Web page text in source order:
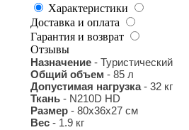
Характеристики
Доставка и оплата
Гарантия и возврат
Отзывы
Назначение - Туристический
Общий объем - 85 л
Допустимая нагрузка- 32 кг
Ткань - N210D HD
Размер - 80х36х27 см
Вес - 1.9 кг